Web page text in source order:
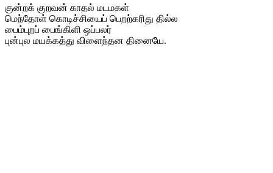
குன்றக் குறவன் காதல் மடமகள்
மெந்தோள் கொடிச்சியைப் பெறற்கரிது தில்ல
பைம்புறப் பைங்கிளி ஒப்பலர்
புன்புல மயக்கத்து விளைந்தன தினையே.